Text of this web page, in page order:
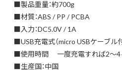
■製品重量：約700g
■材質：ABS / PP / PCBA
■入力：DC5.0V / 1A
■USB充電式（micro USBケーブル
■使用時間 一度充電すれば2～4
■生産国：中国